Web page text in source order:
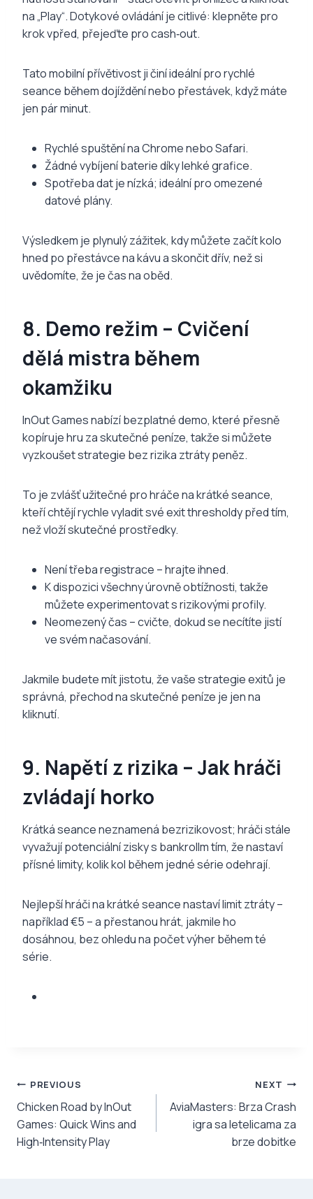
na „Play“. Dotykové ovládání je citlivé: klepněte pro
krok vpřed, přejeďte pro cash‑out.
Tato mobilní přívětivost ji činí ideální pro rychlé
seance během dojíždění nebo přestávek, když máte
jen pár minut.
Rychlé spuštění na Chrome nebo Safari.
Žádné vybíjení baterie díky lehké grafice.
Spotřeba dat je nízká; ideální pro omezené
datové plány.
Výsledkem je plynulý zážitek, kdy můžete začít kolo
hned po přestávce na kávu a skončit dřív, než si
uvědomíte, že je čas na oběd.
8. Demo režim – Cvičení
dělá mistra během
okamžiku
InOut Games nabízí bezplatné demo, které přesně
kopíruje hru za skutečné peníze, takže si můžete
vyzkoušet strategie bez rizika ztráty peněz.
To je zvlášť užitečné pro hráče na krátké seance,
kteří chtějí rychle vyladit své exit thresholdy před tím,
než vloží skutečné prostředky.
Není třeba registrace – hrajte ihned.
K dispozici všechny úrovně obtížnosti, takže
můžete experimentovat s rizikovými profily.
Neomezený čas – cvičte, dokud se necítíte jistí
ve svém načasování.
Jakmile budete mít jistotu, že vaše strategie exitů je
správná, přechod na skutečné peníze je jen na
kliknutí.
9. Napětí z rizika – Jak hráči
zvládají horko
Krátká seance neznamená bezrizikovost; hráči stále
vyvažují potenciální zisky s bankrollm tím, že nastaví
přísné limity, kolik kol během jedné série odehrají.
Nejlepší hráči na krátké seance nastaví limit ztráty –
například €5 – a přestanou hrát, jakmile ho
dosáhnou, bez ohledu na počet výher během té
série.
Post
navigation
PREVIOUS
Chicken Road by InOut
Games: Quick Wins and
High‑Intensity Play
NEXT
AviaMasters: Brza Crash
igra sa letelicama za
brze dobitke